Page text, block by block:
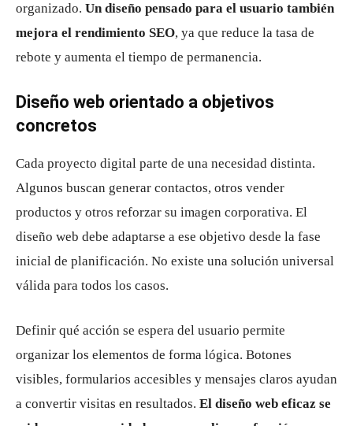
organizado. Un diseño pensado para el usuario también
mejora el rendimiento SEO, ya que reduce la tasa de
rebote y aumenta el tiempo de permanencia.
Diseño web orientado a objetivos
concretos
Cada proyecto digital parte de una necesidad distinta.
Algunos buscan generar contactos, otros vender
productos y otros reforzar su imagen corporativa. El
diseño web debe adaptarse a ese objetivo desde la fase
inicial de planificación. No existe una solución universal
válida para todos los casos.
Definir qué acción se espera del usuario permite
organizar los elementos de forma lógica. Botones
visibles, formularios accesibles y mensajes claros ayudan
a convertir visitas en resultados. El diseño web eficaz se